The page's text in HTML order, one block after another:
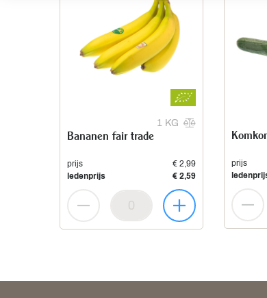
1 KG
Bananen fair trade
prijs
€ 2,99
ledenprijs
€ 2,59
prijs